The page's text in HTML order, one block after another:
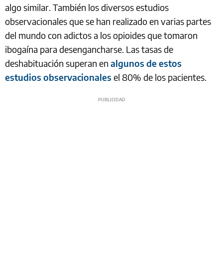
algo similar. También los diversos estudios
observacionales que se han realizado en varias partes
del mundo con adictos a los opioides que tomaron
ibogaína para desengancharse. Las tasas de
deshabituación superan en algunos de estos
estudios observacionales el 80% de los pacientes.